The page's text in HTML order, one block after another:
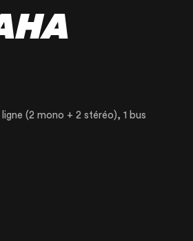
(2 mono + 2 stéréo), 1 bus